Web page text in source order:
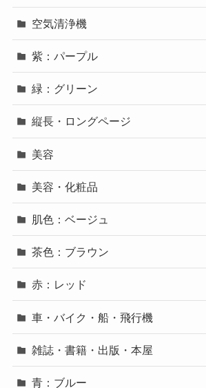
空気清浄機
紫：パープル
緑：グリーン
縦長・ロングページ
美容
美容・化粧品
肌色：ベージュ
茶色：ブラウン
赤：レッド
車・バイク・船・飛行機
雑誌・書籍・出版・本屋
青：ブルー